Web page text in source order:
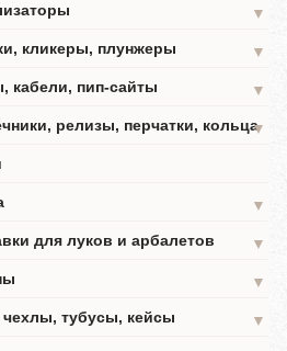
▼
кликеры, плунжеры
▼
кабели, пип-сайты
▼
релизы, перчатки, кольца▼
▼
для луков и арбалетов
▼
▼
тубусы, кейсы
▼